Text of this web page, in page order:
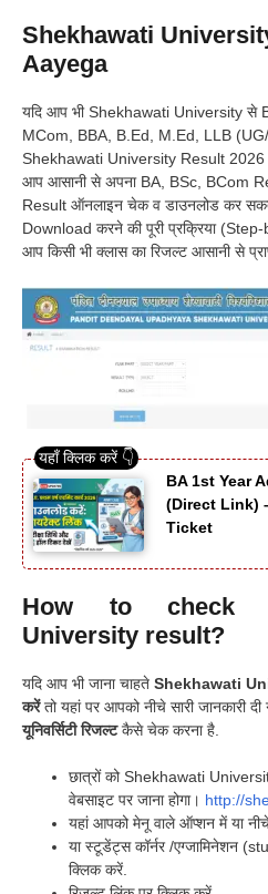
Shekhawati
Aayega
यदि आप भी Shekhawati University से
MCom, BBA, B.Ed, M.Ed, LLB
Shekhawati University Result 2026
आप आसानी से अपना BA, BSc, BCom
Result ऑनलाइन चेक व डाउनलोड कर
Download करने की पूरी प्रक्रिया
आप किसी भी क्लास का रिजल्ट आसानी से
BA 1st Year
(Direct Link)
Ticket
How to check
University result?
यदि आप भी जाना चाहते Shekhawati
करेंतो यहां पर आपको नीचे सारी जानकारी
यूनिवर्सिटी रिजल्टकैसे चेक करना है.
छात्रों को Shekhawati
वेबसाइट पर जाना होगा। http://
यहां आपको मेनू वाले ऑप्शन में या
या स्टूडेंट्स कॉर्नर /एग्जामिनेशन
क्लिक करें.